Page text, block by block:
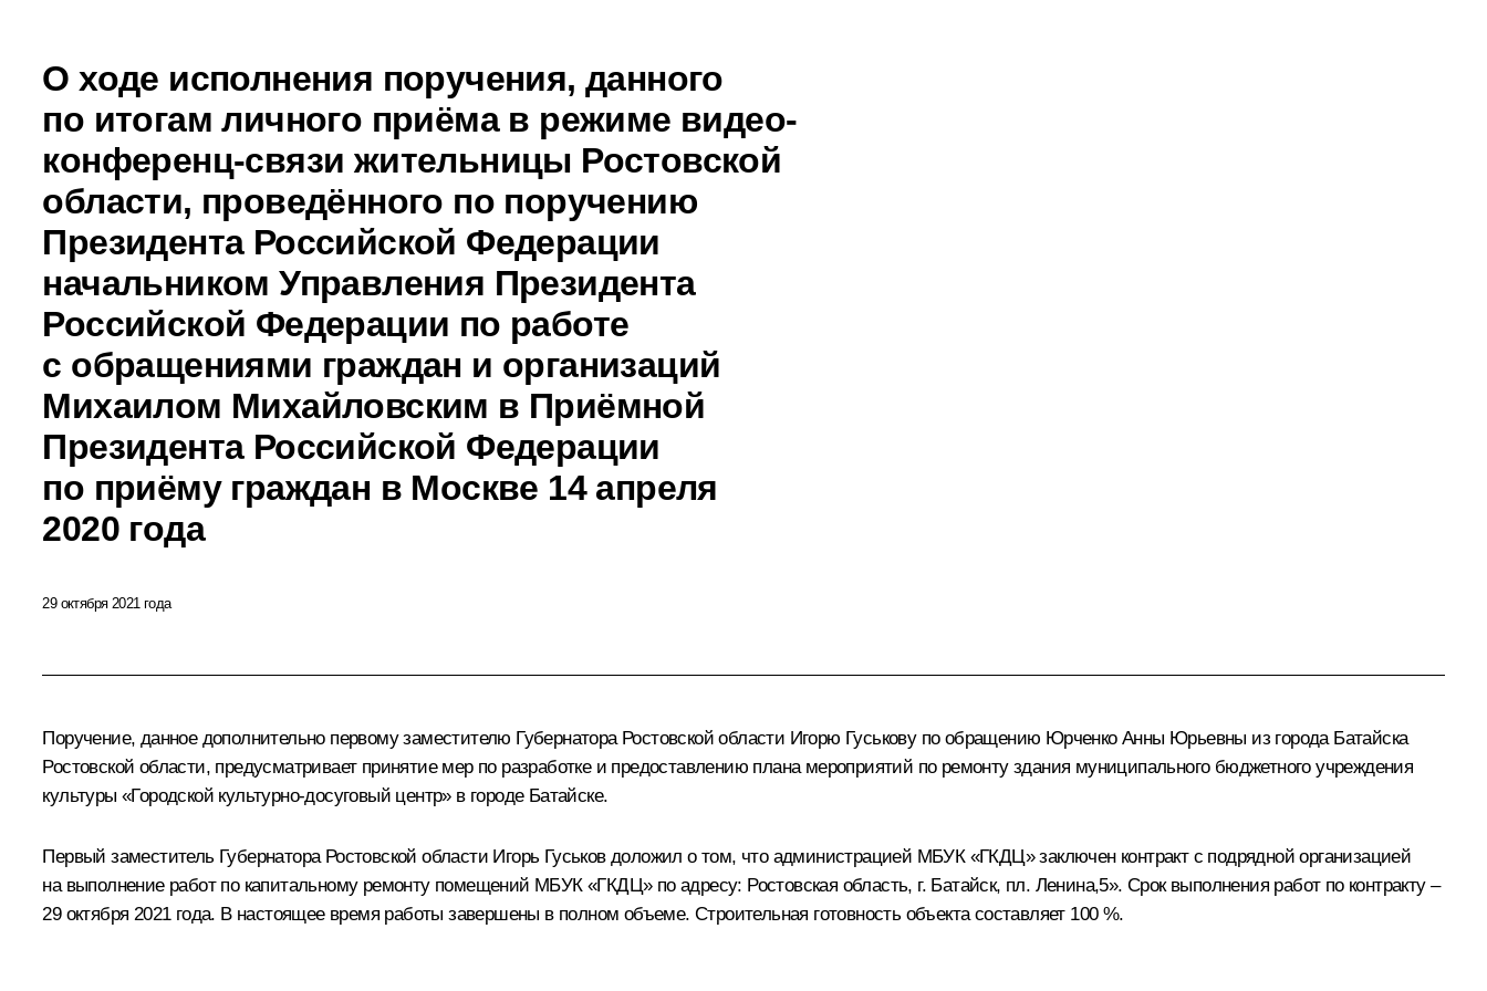
О ходе исполнения поручения, данного
по итогам личного приёма в режиме видео-
конференц-связи жительницы Ростовской
области, проведённого по поручению
Президента Российской Федерации
начальником Управления Президента
Российской Федерации по работе
с обращениями граждан и организаций
Михаилом Михайловским в Приёмной
Президента Российской Федерации
по приёму граждан в Москве 14 апреля
2020 года
29 октября 2021 года
Поручение, данное дополнительно первому заместителю Губернатора Ростовской области Игорю Гуськову по обращению Юрченко Анны Юрьевны из города Батайска
Ростовской области, предусматривает принятие мер по разработке и предоставлению плана мероприятий по ремонту здания муниципального бюджетного учреждения
культуры «Городской культурно-досуговый центр» в городе Батайске.
Первый заместитель Губернатора Ростовской области Игорь Гуськов доложил о том, что администрацией МБУК «ГКДЦ» заключен контракт с подрядной организацией
на выполнение работ по капитальному ремонту помещений МБУК «ГКДЦ» по адресу: Ростовская область, г. Батайск, пл. Ленина,5». Срок выполнения работ по контракту –
29 октября 2021 года. В настоящее время работы завершены в полном объеме. Строительная готовность объекта составляет 100 %.